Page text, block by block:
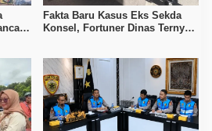
Fakta Baru Kasus Eks Sekda
Konsel, Fortuner Dinas Ternyata